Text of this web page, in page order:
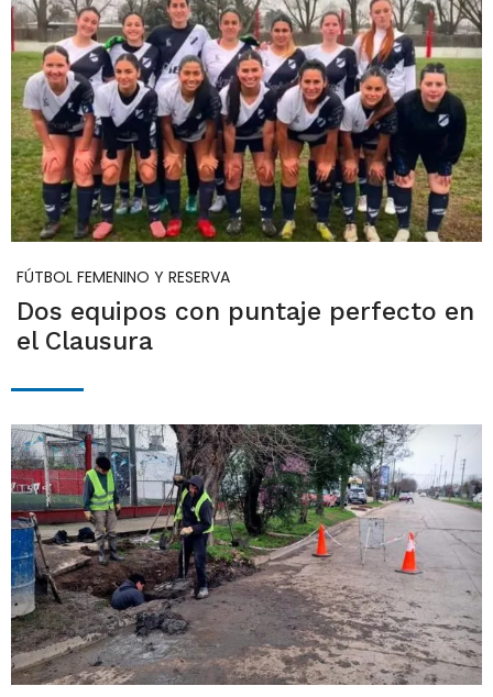
FÚTBOL FEMENINO Y RESERVA
Dos equipos con puntaje perfecto en
el Clausura